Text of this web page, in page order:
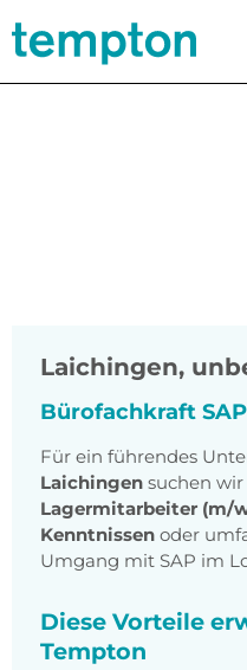
Laichingen,
Bürofachkraft
Für ein führendes
Laichingen suchen
Lagermitarbeiter (m/
Kenntnissen oder
Umgang mit SAP im
Diese Vorteile
Tempton